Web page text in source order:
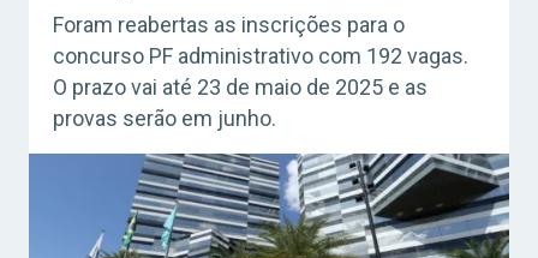
Foram reabertas as inscrições para o
concurso PF administrativo com 192 vagas.
O prazo vai até 23 de maio de 2025 e as
provas serão em junho.